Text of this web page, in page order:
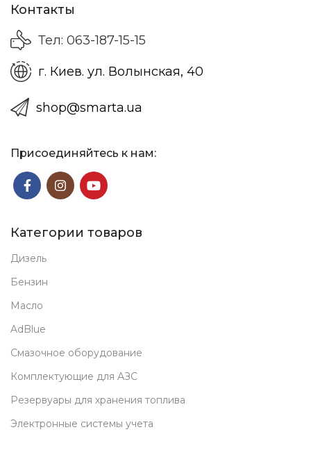
Контакты
Тел: 063-187-15-15
г. Киев. ул. Волынская, 40
shop@smarta.ua
Присоединяйтесь к нам:
Категории товаров
Дизель
Бензин
Масло
AdBlue
Смазочное оборудование
Комплектующие для АЗС
Резервуары для хранения топлива
Электронные системы учета